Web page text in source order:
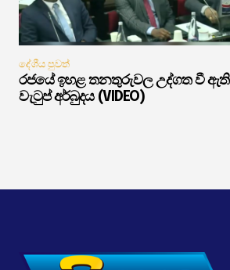
දේශීය පුවත්
රජයේ ඉහළ තනතුරුවල උද්ගත වී ඇති
වැටුප් අර්බුදය (VIDEO)